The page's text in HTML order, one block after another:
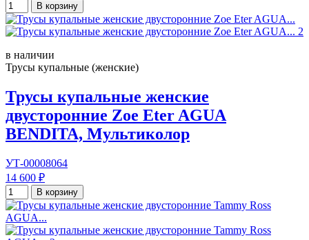
В корзину
в наличии
Трусы купальные (женские)
Трусы купальные женские
двусторонние Zoe Eter AGUA
BENDITA, Мультиколор
УТ-00008064
14 600 ₽
В корзину